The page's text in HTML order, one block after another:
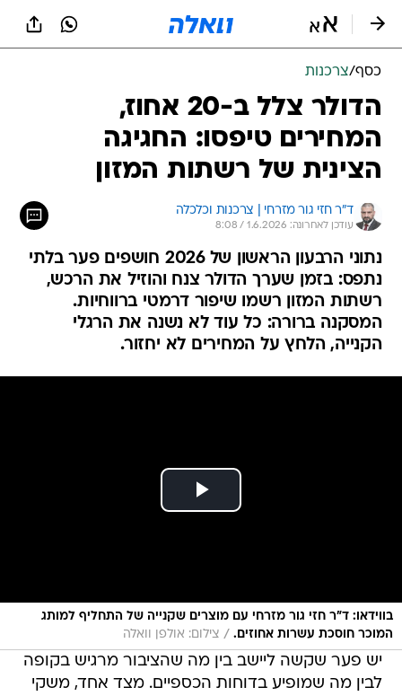
כסף/צרכנות
הדולר צלל ב-20 אחוז,
המחירים טיפסו: החגיגה
הצינית של רשתות המזון
ד"ר חזי גור מזרחי | צרכנות וכלכלה
עודכן לאחרונה: 1.6.2026 / 8:08
נתוני הרבעון הראשון של 2026 חושפים פער בלתי
נתפס: בזמן שערך הדולר צנח והוזיל את הרכש,
רשתות המזון רשמו שיפור דרמטי ברווחיות.
המסקנה ברורה: כל עוד לא נשנה את הרגלי
הקנייה, הלחץ על המחירים לא יחזור.
בווידאו: ד"ר חזי גור מזרחי עם מוצרים שקנייה של התחליף למותג
המוכר חוסכת עשרות אחוזים. / צילום: אולפן וואלה
יש פער שקשה ליישב בין מה שהציבור מרגיש בקופה
לבין מה שמופיע בדוחות הכספיים. מצד אחד, משקי